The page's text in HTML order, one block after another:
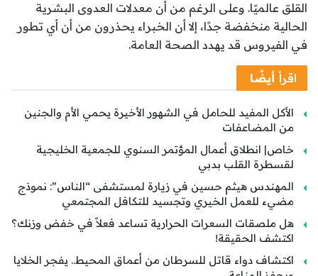
القلق عالميًا. وعلى الرغم من أن معدلات العدوى البشرية
الحالية منخفضة جدًا، إلا أن الخبراء يحذرون من أن أي تطور
في الفيروس قد يهدد الصحة العامة.
اقرأ أيضًا
الأكل المفيد للحامل في الشهور الأخيرة يحمي الأم والجنين
من المضاعفات
خاص| انطلاق أعمال المؤتمر السنوي للجمعية الخليجية
لقسطرة القلب بدبي
المهندس هيثم حسين في زيارة لمستشفى “الناس”: نموذج
مضيء للعمل الخيري وتجسيد للتكافل المجتمعي
هل ملصقات السعرات الحرارية تساعد فعلاً في خفض وزنك؟
اكتشف الحقيقة!
اكتشاف دواء قاتل للسرطان من أعماق المحيط.. يفجر الخلايا